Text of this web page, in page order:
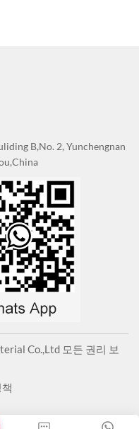
B,No. 2, Yunchengnan
Co.,Ltd 모든 권리 보